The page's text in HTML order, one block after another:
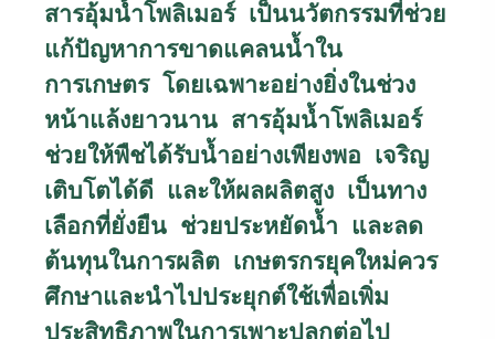
สารอุ้มน้ำโพลิเมอร์ เป็นนวัตกรรมที่ช่วย
แก้ปัญหาการขาดแคลนน้ำใน
การเกษตร โดยเฉพาะอย่างยิ่งในช่วง
หน้าแล้งยาวนาน สารอุ้มน้ำโพลิเมอร์
ช่วยให้พืชได้รับน้ำอย่างเพียงพอ เจริญ
เติบโตได้ดี และให้ผลผลิตสูง เป็นทาง
เลือกที่ยั่งยืน ช่วยประหยัดน้ำ และลด
ต้นทุนในการผลิต เกษตรกรยุคใหม่ควร
ศึกษาและนำไปประยุกต์ใช้เพื่อเพิ่ม
ประสิทธิภาพในการเพาะปลูกต่อไป